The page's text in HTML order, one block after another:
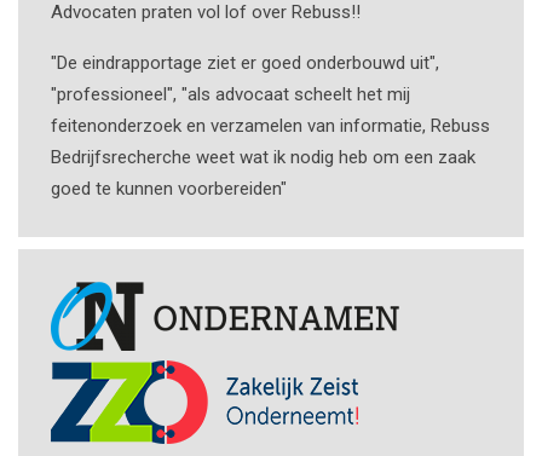
Advocaten praten vol lof over Rebuss!!
"De eindrapportage ziet er goed onderbouwd uit",
"professioneel", "als advocaat scheelt het mij
feitenonderzoek en verzamelen van informatie, Rebuss
Bedrijfsrecherche weet wat ik nodig heb om een zaak
goed te kunnen voorbereiden"